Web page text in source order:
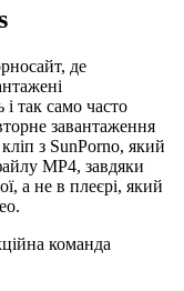
де
так само часто
завантаження
з SunPorno, який
MP4, завдяки
а не в плеєрі, який
команда